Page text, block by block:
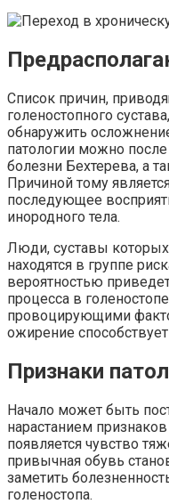
Список причин,
голеностопного
обнаружить
патологии можно
болезни Бехтерева, а
Причиной тому
последующее
инородного тела.
Люди, суставы
находятся в группе
вероятностью
процесса в
провоцирующими
ожирение
Признаки
Начало может быть
нарастанием
появляется чувство
привычная обувь
заметить
голеностопа.